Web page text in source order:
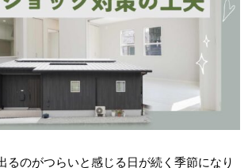
るのがつらいと感じる日が続く季節になり